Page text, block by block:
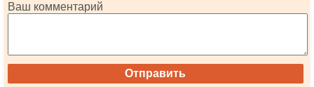
Ваш комментарий